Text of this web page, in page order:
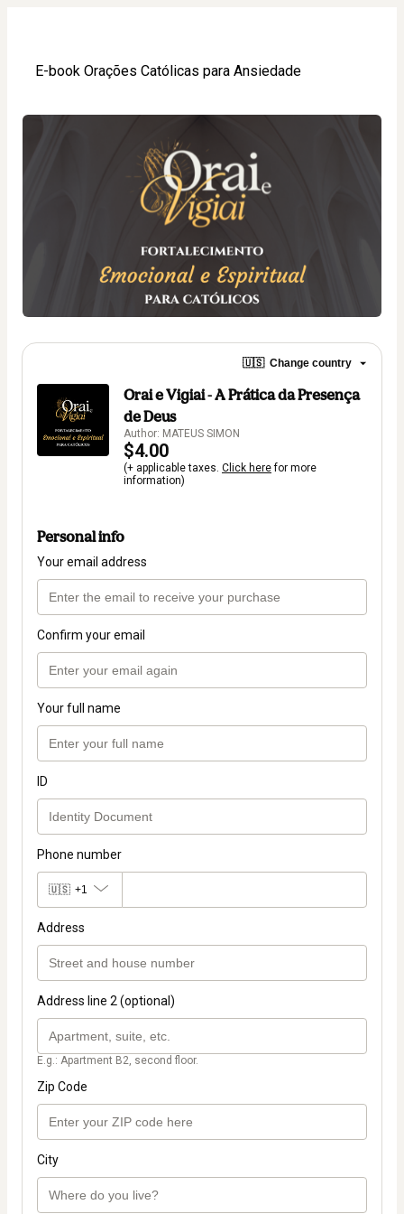
E-book Orações Católicas para Ansiedade
🇺🇸 Change country
Orai e Vigiai - A Prática da Presença
de Deus
Author: MATEUS SIMON
$4.00
(+ applicable taxes. Click herefor more
information)
Personal info
Your email address
Confirm your email
Your full name
ID
Phone number
🇺🇸 +1
Address
Address line 2 (optional)
E.g.: Apartment B2, second floor.
Zip Code
City